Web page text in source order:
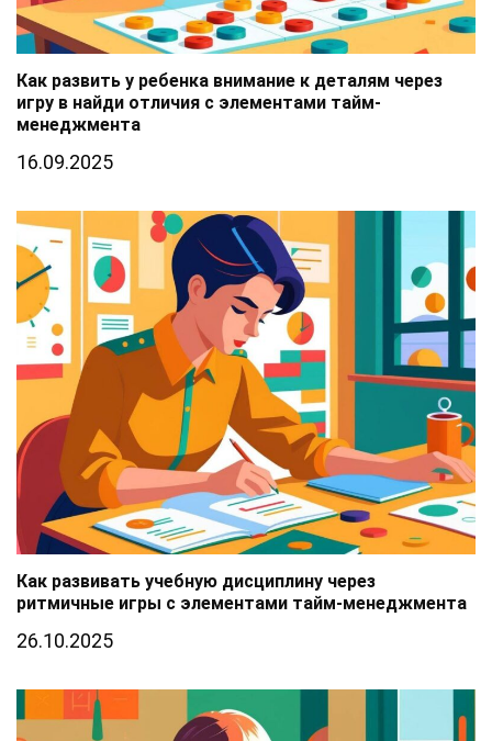
Как развить у ребенка внимание к деталям через
игру в найди отличия с элементами тайм-
менеджмента
16.09.2025
Как развивать учебную дисциплину через
ритмичные игры с элементами тайм-менеджмента
26.10.2025